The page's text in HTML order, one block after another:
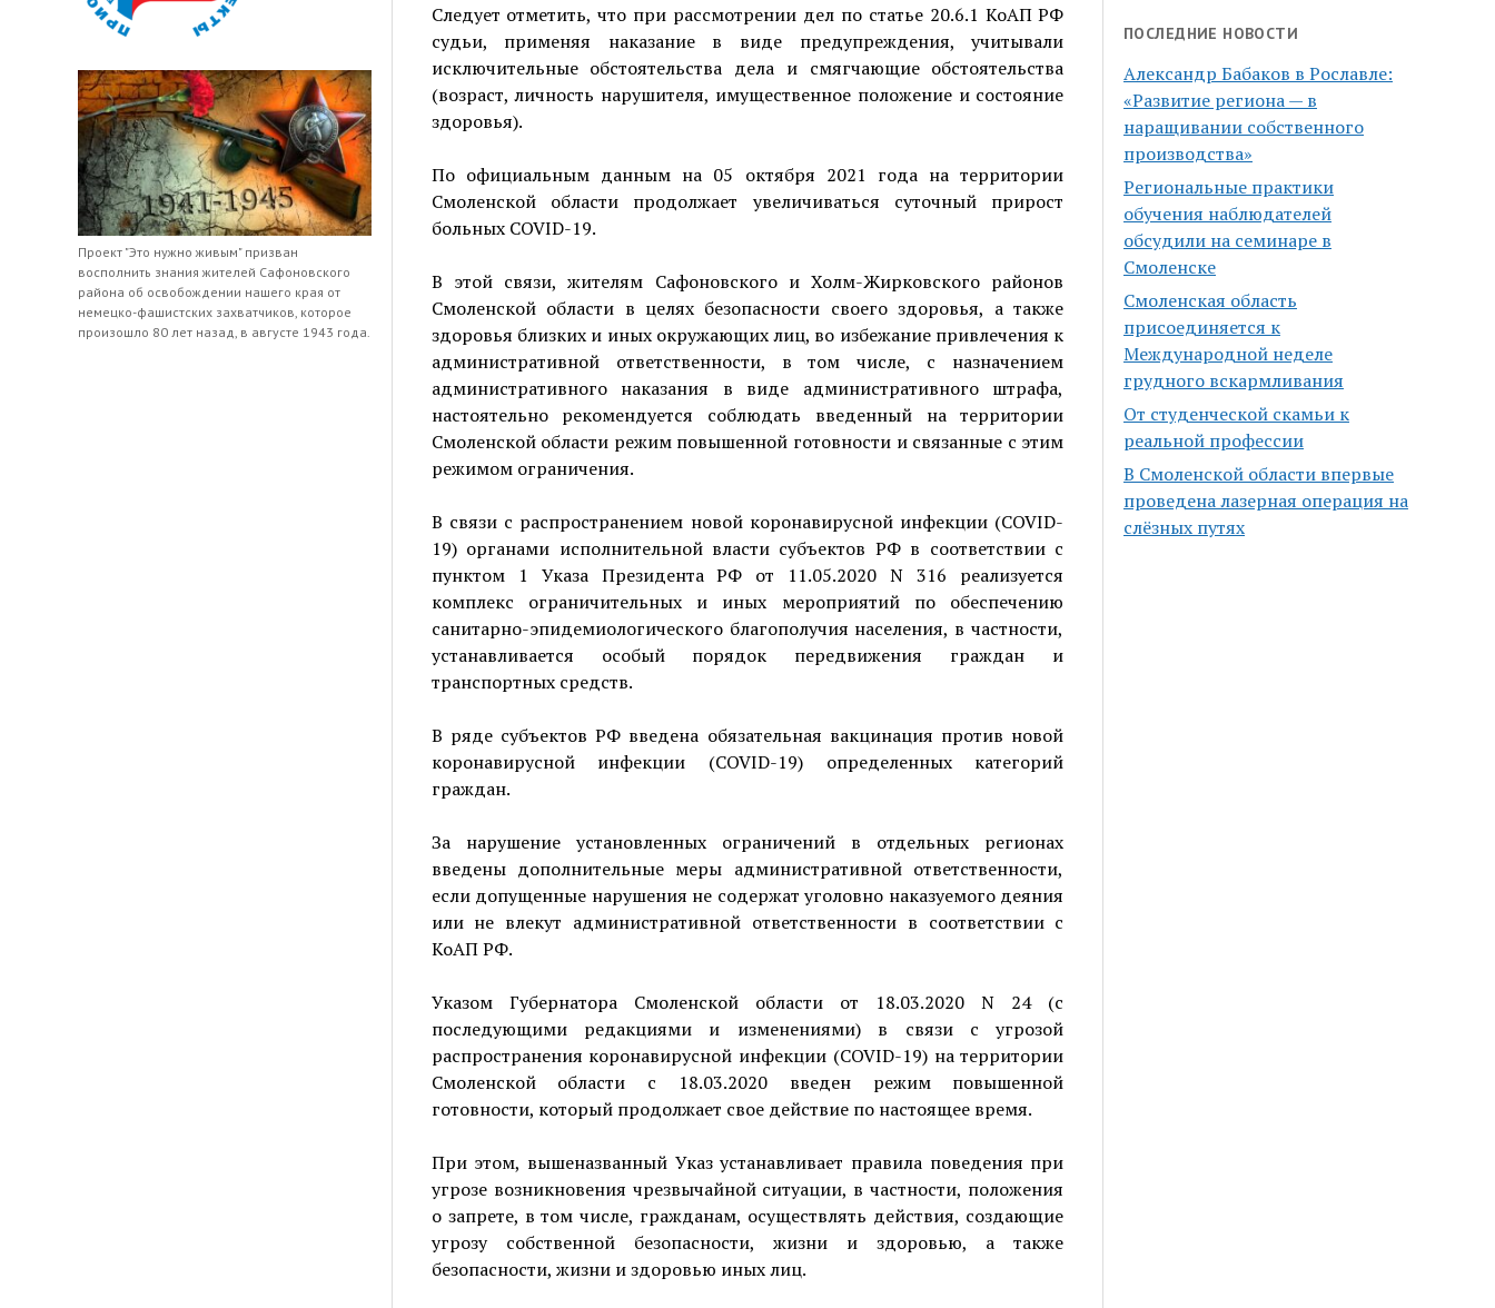
Проект "Это нужно живым" призван
восполнить знания жителей Сафоновского
района об освобождении нашего края от
немецко-фашистских захватчиков, которое
произошло 80 лет назад, в августе 1943 года.
Следует отметить, что при рассмотрении дел по статье 20.6.1 КоАП РФ
судьи, применяя наказание в виде предупреждения, учитывали
исключительные обстоятельства дела и смягчающие обстоятельства
(возраст, личность нарушителя, имущественное положение и состояние
здоровья).
По официальным данным на 05 октября 2021 года на территории
Смоленской области продолжает увеличиваться суточный прирост
больных COVID-19.
В этой связи, жителям Сафоновского и Холм-Жирковского районов
Смоленской области в целях безопасности своего здоровья, а также
здоровья близких и иных окружающих лиц, во избежание привлечения к
административной ответственности, в том числе, с назначением
административного наказания в виде административного штрафа,
настоятельно рекомендуется соблюдать введенный на территории
Смоленской области режим повышенной готовности и связанные с этим
режимом ограничения.
В связи с распространением новой коронавирусной инфекции (COVID-
19) органами исполнительной власти субъектов РФ в соответствии с
пунктом 1 Указа Президента РФ от 11.05.2020 N 316 реализуется
комплекс ограничительных и иных мероприятий по обеспечению
санитарно-эпидемиологического благополучия населения, в частности,
устанавливается особый порядок передвижения граждан и
транспортных средств.
В ряде субъектов РФ введена обязательная вакцинация против новой
коронавирусной инфекции (COVID-19) определенных категорий
граждан.
За нарушение установленных ограничений в отдельных регионах
введены дополнительные меры административной ответственности,
если допущенные нарушения не содержат уголовно наказуемого деяния
или не влекут административной ответственности в соответствии с
КоАП РФ.
Указом Губернатора Смоленской области от 18.03.2020 N 24 (с
последующими редакциями и изменениями) в связи с угрозой
распространения коронавирусной инфекции (COVID-19) на территории
Смоленской области с 18.03.2020 введен режим повышенной
готовности, который продолжает свое действие по настоящее время.
При этом, вышеназванный Указ устанавливает правила поведения при
угрозе возникновения чрезвычайной ситуации, в частности, положения
о запрете, в том числе, гражданам, осуществлять действия, создающие
угрозу собственной безопасности, жизни и здоровью, а также
безопасности, жизни и здоровью иных лиц.
ПОСЛЕДНИЕ НОВОСТИ
Александр Бабаков в Рославле:
«Развитие региона — в
наращивании собственного
производства»
Региональные практики
обучения наблюдателей
обсудили на семинаре в
Смоленске
Смоленская область
присоединяется к
Международной неделе
грудного вскармливания
От студенческой скамьи к
реальной профессии
В Смоленской области впервые
проведена лазерная операция на
слёзных путях